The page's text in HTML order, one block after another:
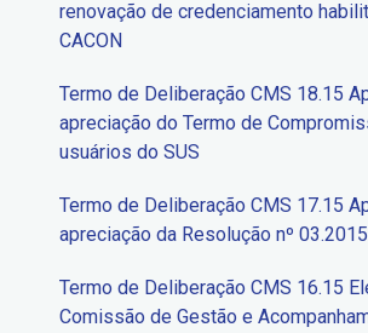
renovação de credenciamento
CACON
Termo de Deliberação CMS 18.15
apreciação do Termo de
usuários do SUS
Termo de Deliberação CMS 17.15
apreciação da Resolução nº 03.2015
Termo de Deliberação CMS 16.15
Comissão de Gestão e